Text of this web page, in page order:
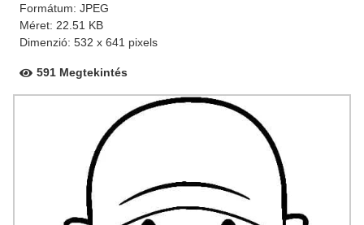
Formátum: JPEG
Méret: 22.51 KB
Dimenzió: 532 x 641 pixels
591 Megtekintés